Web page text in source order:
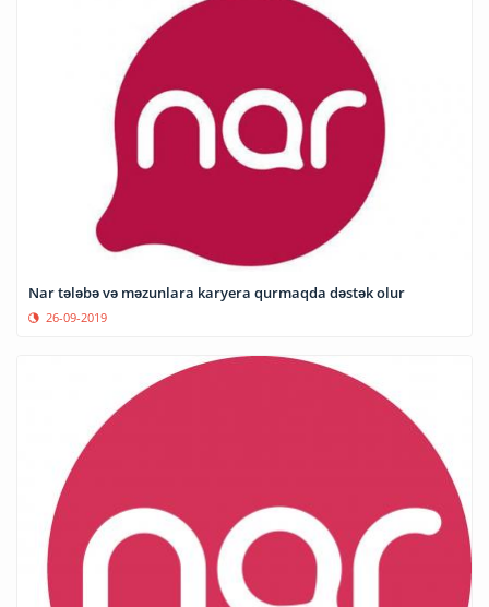
Nar tələbə və məzunlara karyera qurmaqda dəstək olur
26-09-2019